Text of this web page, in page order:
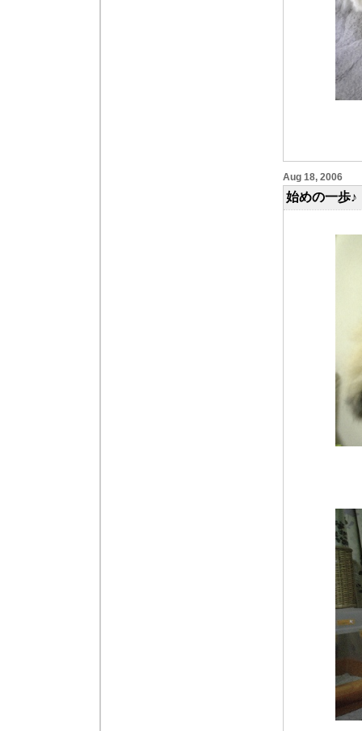
Aug 18, 2006
始めの一歩♪